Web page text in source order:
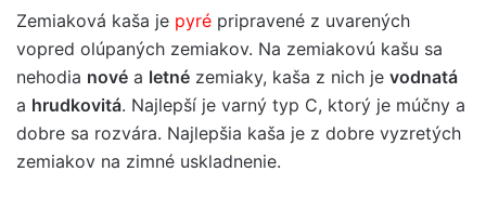
Zemiaková kaša je pyré pripravené z uvarených
vopred olúpaných zemiakov. Na zemiakovú kašu sa
nehodia nové a letné zemiaky, kaša z nich je vodnatá
a hrudkovitá. Najlepší je varný typ C, ktorý je múčny a
dobre sa rozvára. Najlepšia kaša je z dobre vyzretých
zemiakov na zimné uskladnenie.